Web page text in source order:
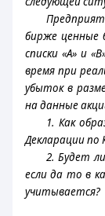
бирже ценные
списки «А» и
время при
убыток в
на данные
1. Как
Декларации по
2. Будет
если да то в
учитывается?